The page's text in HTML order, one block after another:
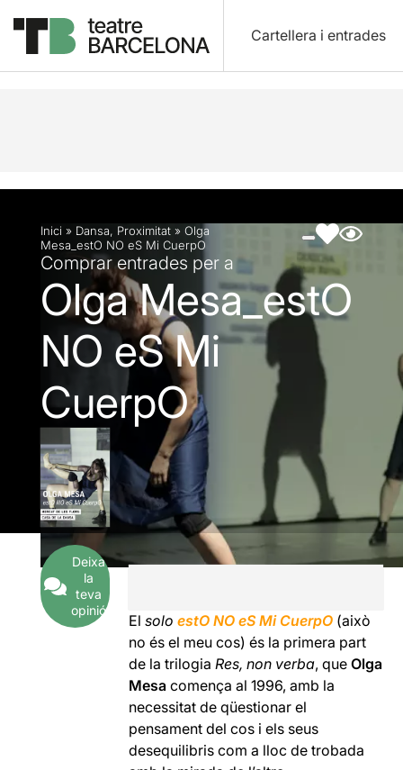
Cartellera i entrades
Descripció Fitxa artística Fotos i vídeos
Inici » Dansa, Proximitat » Olga
Mesa_estO NO eS Mi CuerpO
Comprar entrades per a
Olga Mesa_estO
NO eS Mi
CuerpO
Deixa
la
teva
opinió
ElsoloestO NO eS Mi CuerpO (això
no és el meu cos) és la primera part
de la trilogiaRes, non verba, queOlga
Mesa comença al 1996, amb la
necessitat de qüestionar el
pensament del cos i els seus
desequilibris com a lloc de trobada